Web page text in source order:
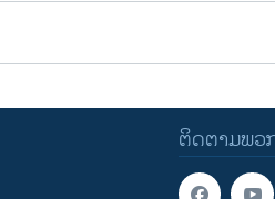
ຕິດຕາມພວ